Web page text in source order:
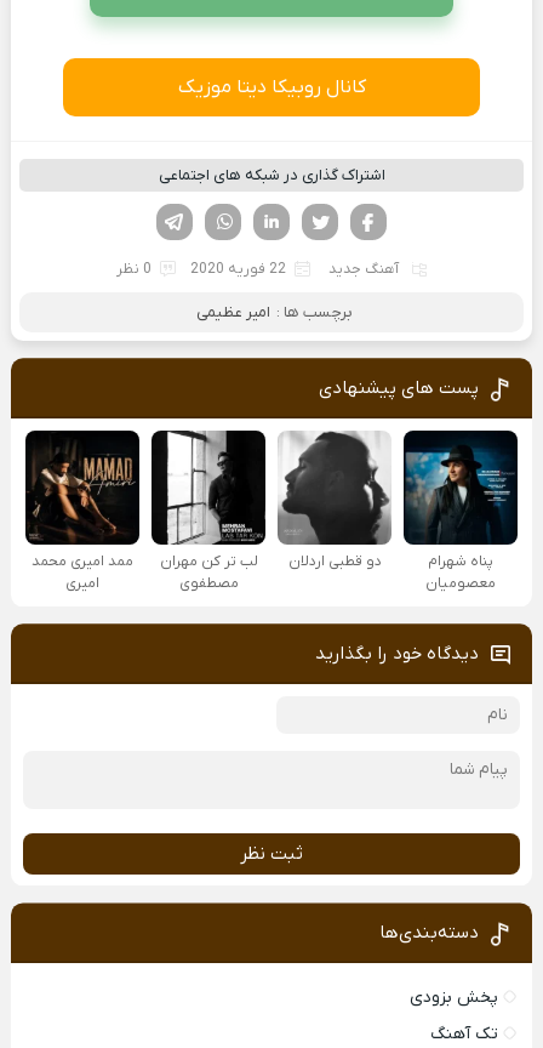
کانال روبیکا دیتا موزیک
اشتراک گذاری در شبکه های اجتماعی
لینکدین تویتر
فیسوک
آهنگ جدید 22 فوریه 2020 0 نظر
برچسب ها : امیر عظیمی
پست های پیشنهادی
پناه شهرام
معصومیان
دو قطبی اردلان
لب تر کن مهران
مصطفوی
ممد امیری محمد
امیری
دیدگاه خود را بگذارید
ثبت نظر
دسته‌بندی‌ها
پخش بزودی
تک آهنگ